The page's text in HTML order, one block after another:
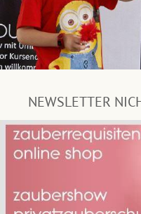
NEWSLETTER